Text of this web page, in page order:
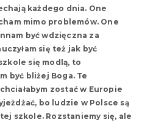
każdego dnia. One
mimo problemów. One
być wdzięczna za
się też jak być
się modlą, to
być bliżej Boga. Te
zostać w Europie
bo ludzie w Polsce są
szkole. Rozstaniemy się, ale